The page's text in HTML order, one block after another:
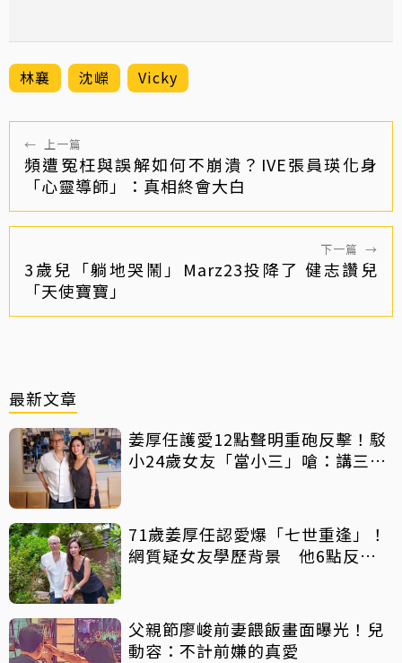
林襄 沈嶸 Vicky
← 上一篇
頻遭冤枉與誤解如何不崩潰？IVE張員瑛化身
「心靈導師」：真相終會大白
下一篇 →
3歲兒「躺地哭鬧」Marz23投降了 健志讚兒
「天使寶寶」
最新文章
姜厚任護愛12點聲明重砲反擊！駁
小24歲女友「當小三」嗆：講三
71歲姜厚任認愛爆「七世重逢」！
網質疑女友學歷背景 他6點反
父親節廖峻前妻餵飯畫面曝光！兒
動容：不計前嫌的真愛